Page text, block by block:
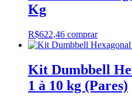
Kg
R$622,46 comprar
Kit Dumbbell
1 à 10 kg (Pares)